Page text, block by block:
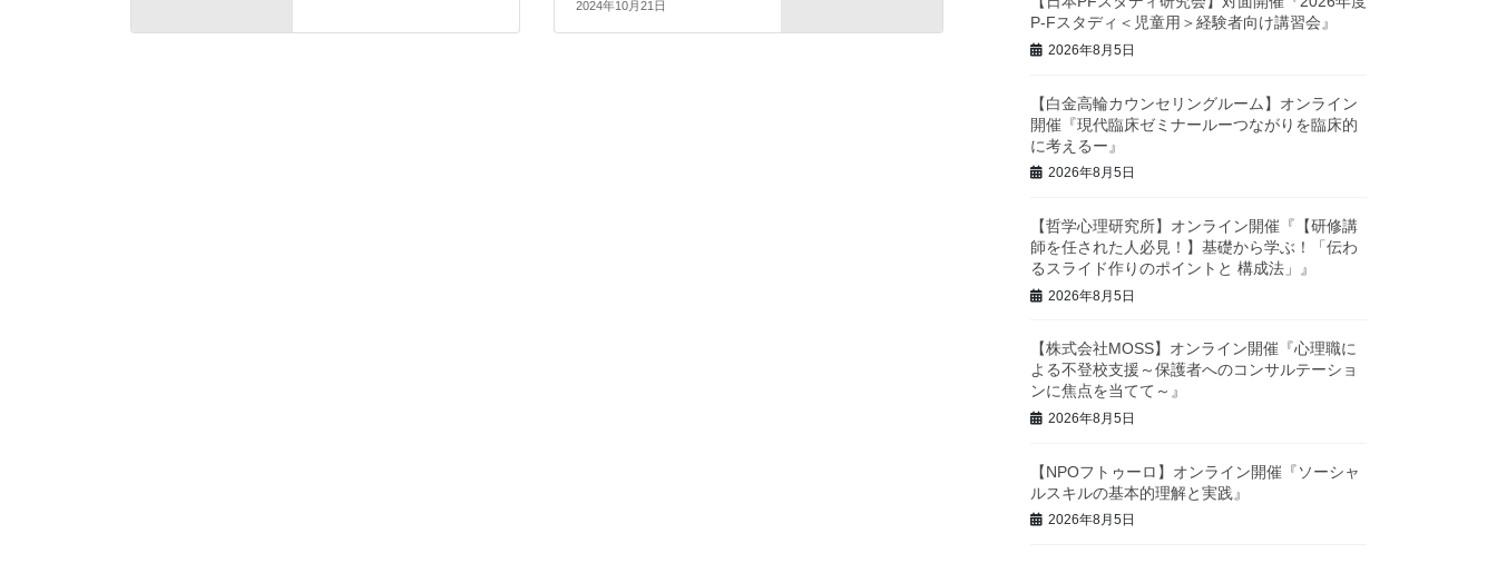
2024年10月21日
P-Fスタディ＜児童用＞経験者向け講習会』
2026年8月5日
【白金高輪カウンセリングルーム】オンライン
開催『現代臨床ゼミナールーつながりを臨床的
に考えるー』
2026年8月5日
【哲学心理研究所】オンライン開催『【研修講
師を任された人必見！】基礎から学ぶ！「伝わ
るスライド作りのポイントと 構成法」』
2026年8月5日
【株式会社MOSS】オンライン開催『心理職に
よる不登校支援～保護者へのコンサルテーショ
ンに焦点を当てて～』
2026年8月5日
【NPOフトゥーロ】オンライン開催『ソーシャ
ルスキルの基本的理解と実践』
2026年8月5日